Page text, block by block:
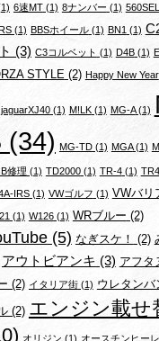
6速MT(1) 8ナンバー (1) 560SEL
(1) BBSホイール(1) BN1 (1)
(3) C3コルベット (1) D4B(1)
STYLE (2) Happy New Year
jaguarXJ40(1) M!LK(1) MG-A(1)
(34) MG-TD(1) MGA(1)
修理 (1) TD2000(1) TR-4(1)
IRS(1) VWゴルフ (1) VWバリ
(1) W126(1) WRブルー (2)
(5) なぎスケ！ (2)
アウトビアンキ (3) アフタ
(2) イタリア街(1) ウレタンバ
(2) エンジン載せ
オリジン (1) オースチンヒー